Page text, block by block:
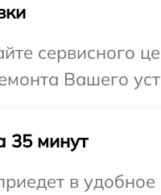
сервисного
Вашего
35 минут
в удобное